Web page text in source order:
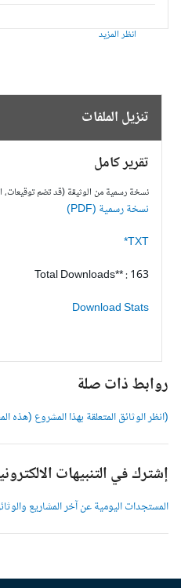
انظر المزيد
تنزيل الملفات
تقرير كامل
نسخة رسمية من الوثيقة (قد تضم توقيعات، الخ)
نسخة رسمية (PDF)
TXT*
Total Downloads** : 163
Download Stats
روابط ذات صلة
(انظر الوثائق المتعلقة بهذا المشروع (هذه
إشترك في التنبيهات
المستجدات اليومية عن آخر المشاريع والوثائق